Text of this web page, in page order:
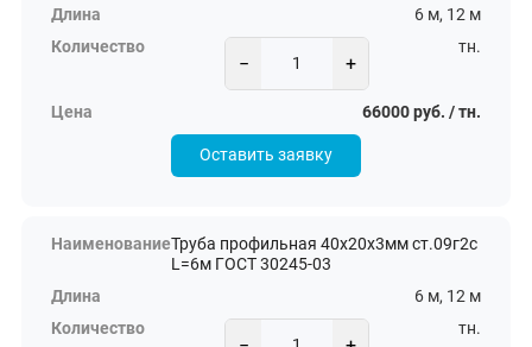
6 м, 12 м
− +
тн.
66000 руб. / тн.
Оставить заявку
Труба профильная 40х20х3мм ст.09г2с
L=6м ГОСТ 30245-03
6 м, 12 м
тн.